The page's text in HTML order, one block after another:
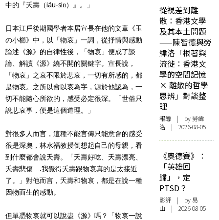
中的『夭壽（iáu-siū）』。」
日本江戶後期國學者本居宣長在他的文章《玉
の小櫛》中，以「物哀」一詞，從抒情與感動
論述《源》的自律性後，「物哀」便成了談
論、解讀《源》繞不開的關鍵字。宣長說，
「物哀」之哀不限於悲哀，一切有所感的，都
是物哀。之所以會以哀為字，源於他認為，一
切不能隨心所欲的，感受必定很深。「世俗只
說悲哀事，便是這個道理。」
對很多人而言，這種不能言傳只能意會的感受
很是深奧，林水福教授倒想起自己的母親，看
到什麼都會說夭壽。「夭壽好吃、夭壽漂亮、
夭壽悲傷 ….我覺得夭壽跟物哀真的是太接近
了。」對他而言，夭壽和物哀，都是在說一種
因物而生的感動。
但單憑物哀就可以說盡《源》嗎？「物哀一說
從視差到離
散：香港文學
及其本土問題
——陳智德與勞
緯洛「根著與
流徙：香港文
學的空間記憶
× 離散的哲學
思辨」對談整
理
報導 | by 勞緯
洛 | 2026-08-05
《奧德賽》：
「英雄回
歸」，定
PTSD？
影評 | by 易
山 | 2026-08-05